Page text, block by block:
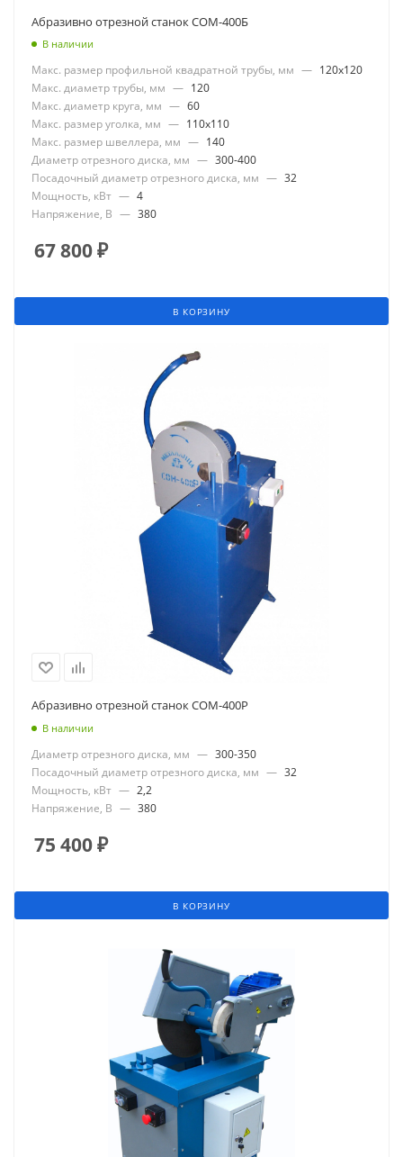
Абразивно отрезной станок СОМ-400Б
В наличии
Макс. размер профильной квадратной трубы, мм — 120x120
Макс. диаметр трубы, мм — 120
Макс. диаметр круга, мм — 60
Макс. размер уголка, мм — 110x110
Макс. размер швеллера, мм — 140
Диаметр отрезного диска, мм — 300-400
Посадочный диаметр отрезного диска, мм — 32
Мощность, кВт — 4
Напряжение, В — 380
67 800₽
В КОРЗИНУ
Абразивно отрезной станок СОМ-400Р
В наличии
Диаметр отрезного диска, мм — 300-350
Посадочный диаметр отрезного диска, мм — 32
Мощность, кВт — 2,2
Напряжение, В — 380
75 400₽
В КОРЗИНУ